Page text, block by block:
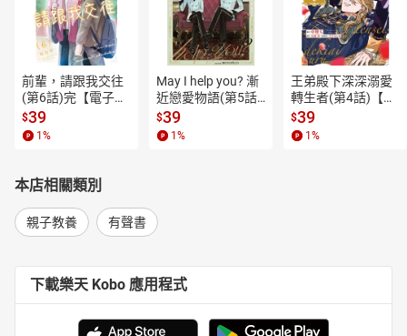
前輩，請跟我交往
(第6話)完【電子
書】
$39
1 %
May I help you? 漸
近戀愛物語(第5話)
【電子書】
$39
1 %
王弟殿下深深溺愛
轉生者(第4話)【電
子書】
$39
1 %
本店相關類別
親子教養 有聲書
下載樂天 Kobo 應用程式